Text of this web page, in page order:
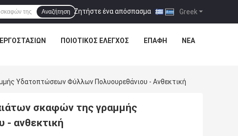
Greek
Ζητήστε ένα απόσπασμα |
Αναζήτηση
ΠΟΙΟΤΙΚΌΣ ΈΛΕΓΧΟΣ ΕΠΑΦΉ ΝΈΑ
Υδατοπτώσεων Φύλλων Πολυουρεθάνιου - Ανθεκτική
σκαφών της γραμμής
ανθεκτική